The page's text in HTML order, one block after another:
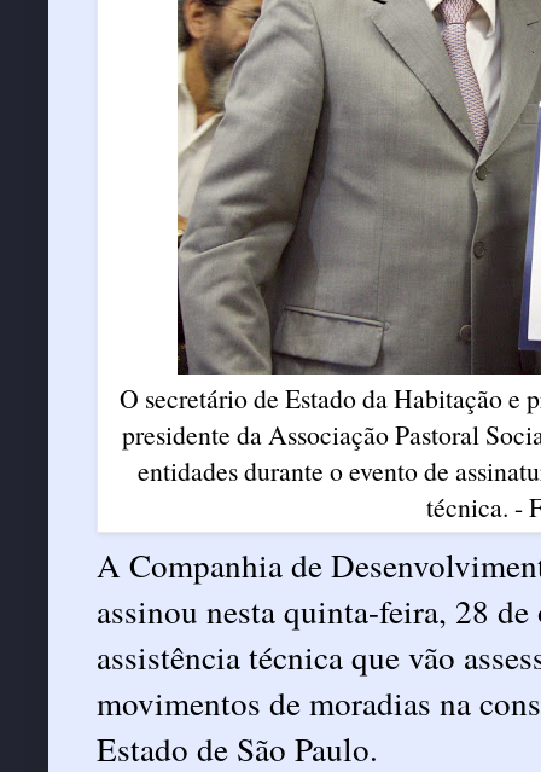
O secretário de Estado da Habitação
presidente da Associação Pastoral
entidades durante o evento de
técnica. -
A Companhia de
assinou nesta quinta-feira, 28
assistência técnica que vão
movimentos de moradias na
Estado de São Paulo.